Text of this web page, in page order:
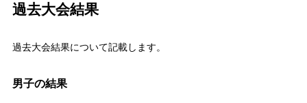
過去大会結果
過去大会結果について記載します。
男子の結果